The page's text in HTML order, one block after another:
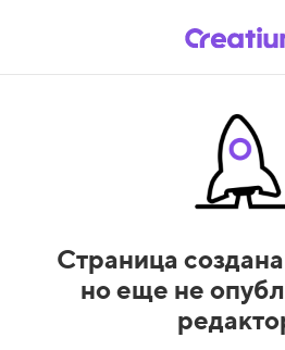
Страница
но еще не